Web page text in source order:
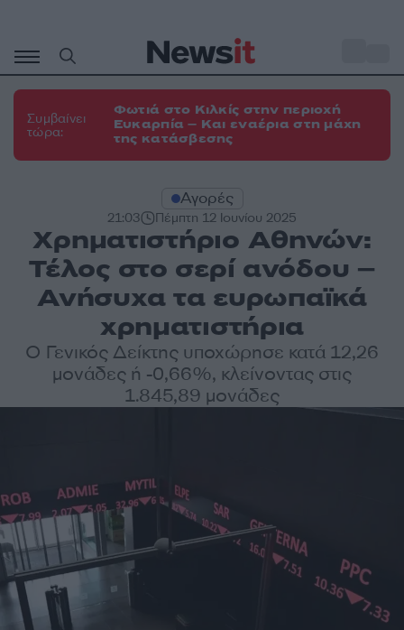
περιεχόμενο
Συμβαίνει
τώρα:
Φωτιά στο Κιλκίς στην περιοχή
Ευκαρπία – Και εναέρια στη μάχη
της κατάσβεσης
Αγορές
21:03 Πέμπτη 12 Ιουνίου 2025
Χρηματιστήριο Αθηνών:
Τέλος στο σερί ανόδου –
Ανήσυχα τα ευρωπαϊκά
χρηματιστήρια
Ο Γενικός Δείκτης υποχώρησε κατά 12,26
μονάδες ή -0,66%, κλείνοντας στις
1.845,89 μονάδες